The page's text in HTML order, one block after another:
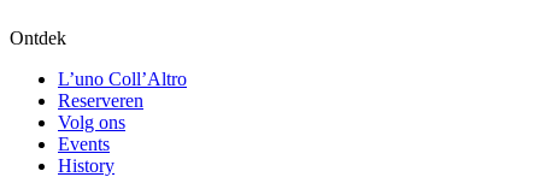
Ontdek
L’uno Coll’Altro
Reserveren
Volg ons
Events
History